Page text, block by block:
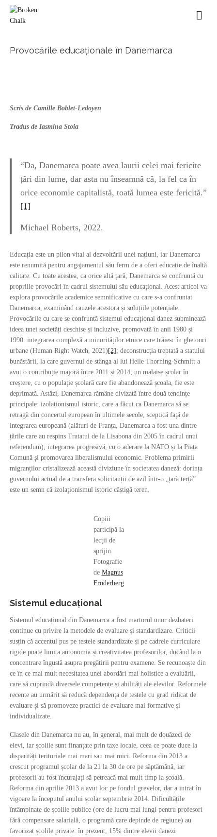
Provocările educaționale în Danemarca
Scris de Camille Boblet-Ledoyen
Tradus de Iasmina Stoia
“Da, Danemarca poate avea laurii celei mai fericite
țări din lume, dar asta nu înseamnă că, la fel ca în
orice economie capitalistă, toată lumea este fericită.”
[1]
Michael Roberts, 2022.
Educația este un pilon vital al dezvoltării unei națiuni, iar Danemarca
este renumită pentru angajamentul său ferm de a oferi educație de înaltă
calitate. Cu toate acestea, ca orice altă țară, Danemarca se confruntă cu
propriile provocări în cadrul sistemului său educațional. Acest articol va
explora provocările academice semnificative cu care s-a confruntat
Danemarca, examinând cauzele acestora și soluțiile potențiale.
Provocările cu care se confruntă sistemul educațional danez subminează
ideea unei societăți deschise și incluzive, promovată în anii 1980 și
1990: integrarea complexă a minorităților etnice care trăiesc în ghetouri
urbane (Human Right Watch, 2021)[2]; deconstrucția treptată a statului
bunăstării, la care guvernul de stânga al lui Helle Thorning-Schmitt a
avut o contribuție majoră între 2011 și 2014; un malaise școlar în
creștere, cu o populație școlară care fie abandonează școala, fie este
deprimată. Astăzi, Danemarca rămâne divizată între două tendințe
principale: izolaționismul istoric, care a făcut ca Danemarca să se
retragă din concertul european în ultimele secole, sceptică față de
integrarea europeană (alături de Franța, Danemarca a fost una dintre
țările care au respins Tratatul de la Lisabona din 2005 în cadrul unui
referendum); integrarea progresivă, cu o aderare la NATO și la Piața
Comună și promovarea liberalismului economic. Problema primirii
migranților cristalizează această diviziune în societatea daneză: dorința
guvernului actual de a transfera solicitanții de azil într-o „țară terță”
este un semn că izolaționismul istoric câștigă teren.
Copiii
participă la
lecții de
sprijin.
Fotografie
de Magnus
Fröderberg
Sistemul educațional
Sistemul educațional din Danemarca a fost martorul unor dezbateri
continue cu privire la metodele de evaluare și standardizare. Criticii
susțin că accentul pus pe testele standardizate și pe cadrele curriculare
rigide poate limita autonomia și creativitatea profesorilor, ducând la o
concentrare îngustă asupra pregătirii pentru examene. Se recunoaște din
ce în ce mai mult necesitatea unei abordări mai holistice a evaluării,
care să cuprindă diversele competențe și abilități ale elevilor. Reformele
recente au urmărit să reducă dependența de testele cu grad ridicat de
evaluare și să promoveze practici de evaluare mai formative și
individualizate.
Clasele din Danemarca nu au, în general, mai mult de douăzeci de
elevi, iar școlile sunt finanțate prin taxe locale, ceea ce poate duce la
disparități teritoriale mai mari sau mai mici. Reforma din 2013 a
crescut programul școlar de la 21 la 30 de ore pe săptămână, iar
profesorii au fost încurajați să petreacă mai mult timp la școală.
Reforma din aprilie 2013 a avut loc pe fondul grevelor, dar a intrat în
vigoare la începutul anului școlar septembrie 2014. Dificultățile
întâmpinate de școlile publice (ore de lucru mai lungi pentru profesori
fără compensare salarială, o programă care depinde de regiune) au
favorizat școlile private: în prezent, 15% dintre elevii danezi